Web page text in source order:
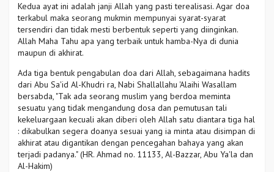
Kedua ayat ini adalah janji Allah yang pasti terealisasi. Agar doa
terkabul maka seorang mukmin mempunyai syarat-syarat
tersendiri dan tidak mesti berbentuk seperti yang diinginkan.
Allah Maha Tahu apa yang terbaik untuk hamba-Nya di dunia
maupun di akhirat.
Ada tiga bentuk pengabulan doa dari Allah, sebagaimana hadits
dari Abu Sa'id Al-Khudri ra, Nabi Shallallahu 'Alaihi Wasallam
bersabda, "Tak ada seorang muslim yang berdoa meminta
sesuatu yang tidak mengandung dosa dan pemutusan tali
kekeluargaan kecuali akan diberi oleh Allah satu diantara tiga hal
: dikabulkan segera doanya sesuai yang ia minta atau disimpan di
akhirat atau digantikan dengan pencegahan bahaya yang akan
terjadi padanya." (HR. Ahmad no. 11133, Al-Bazzar, Abu Ya'la dan
Al-Hakim)